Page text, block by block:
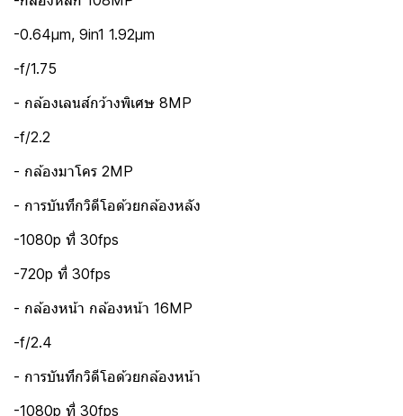
-0.64μm, 9in1 1.92μm
-f/1.75
- กล้องเลนส์กว้างพิเศษ 8MP
-f/2.2
- กล้องมาโคร 2MP
- การบันทึกวิดีโอด้วยกล้องหลัง
-1080p ที่ 30fps
-720p ที่ 30fps
- กล้องหน้า กล้องหน้า 16MP
-f/2.4
- การบันทึกวิดีโอด้วยกล้องหน้า
-1080p ที่ 30fps